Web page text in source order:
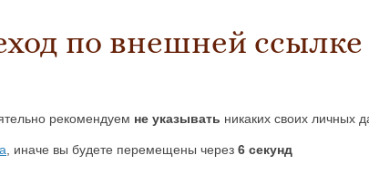
по внешней ссылке
рекомендуем не указывать никаких своих личных
, иначе вы будете перемещены через 5 секунд